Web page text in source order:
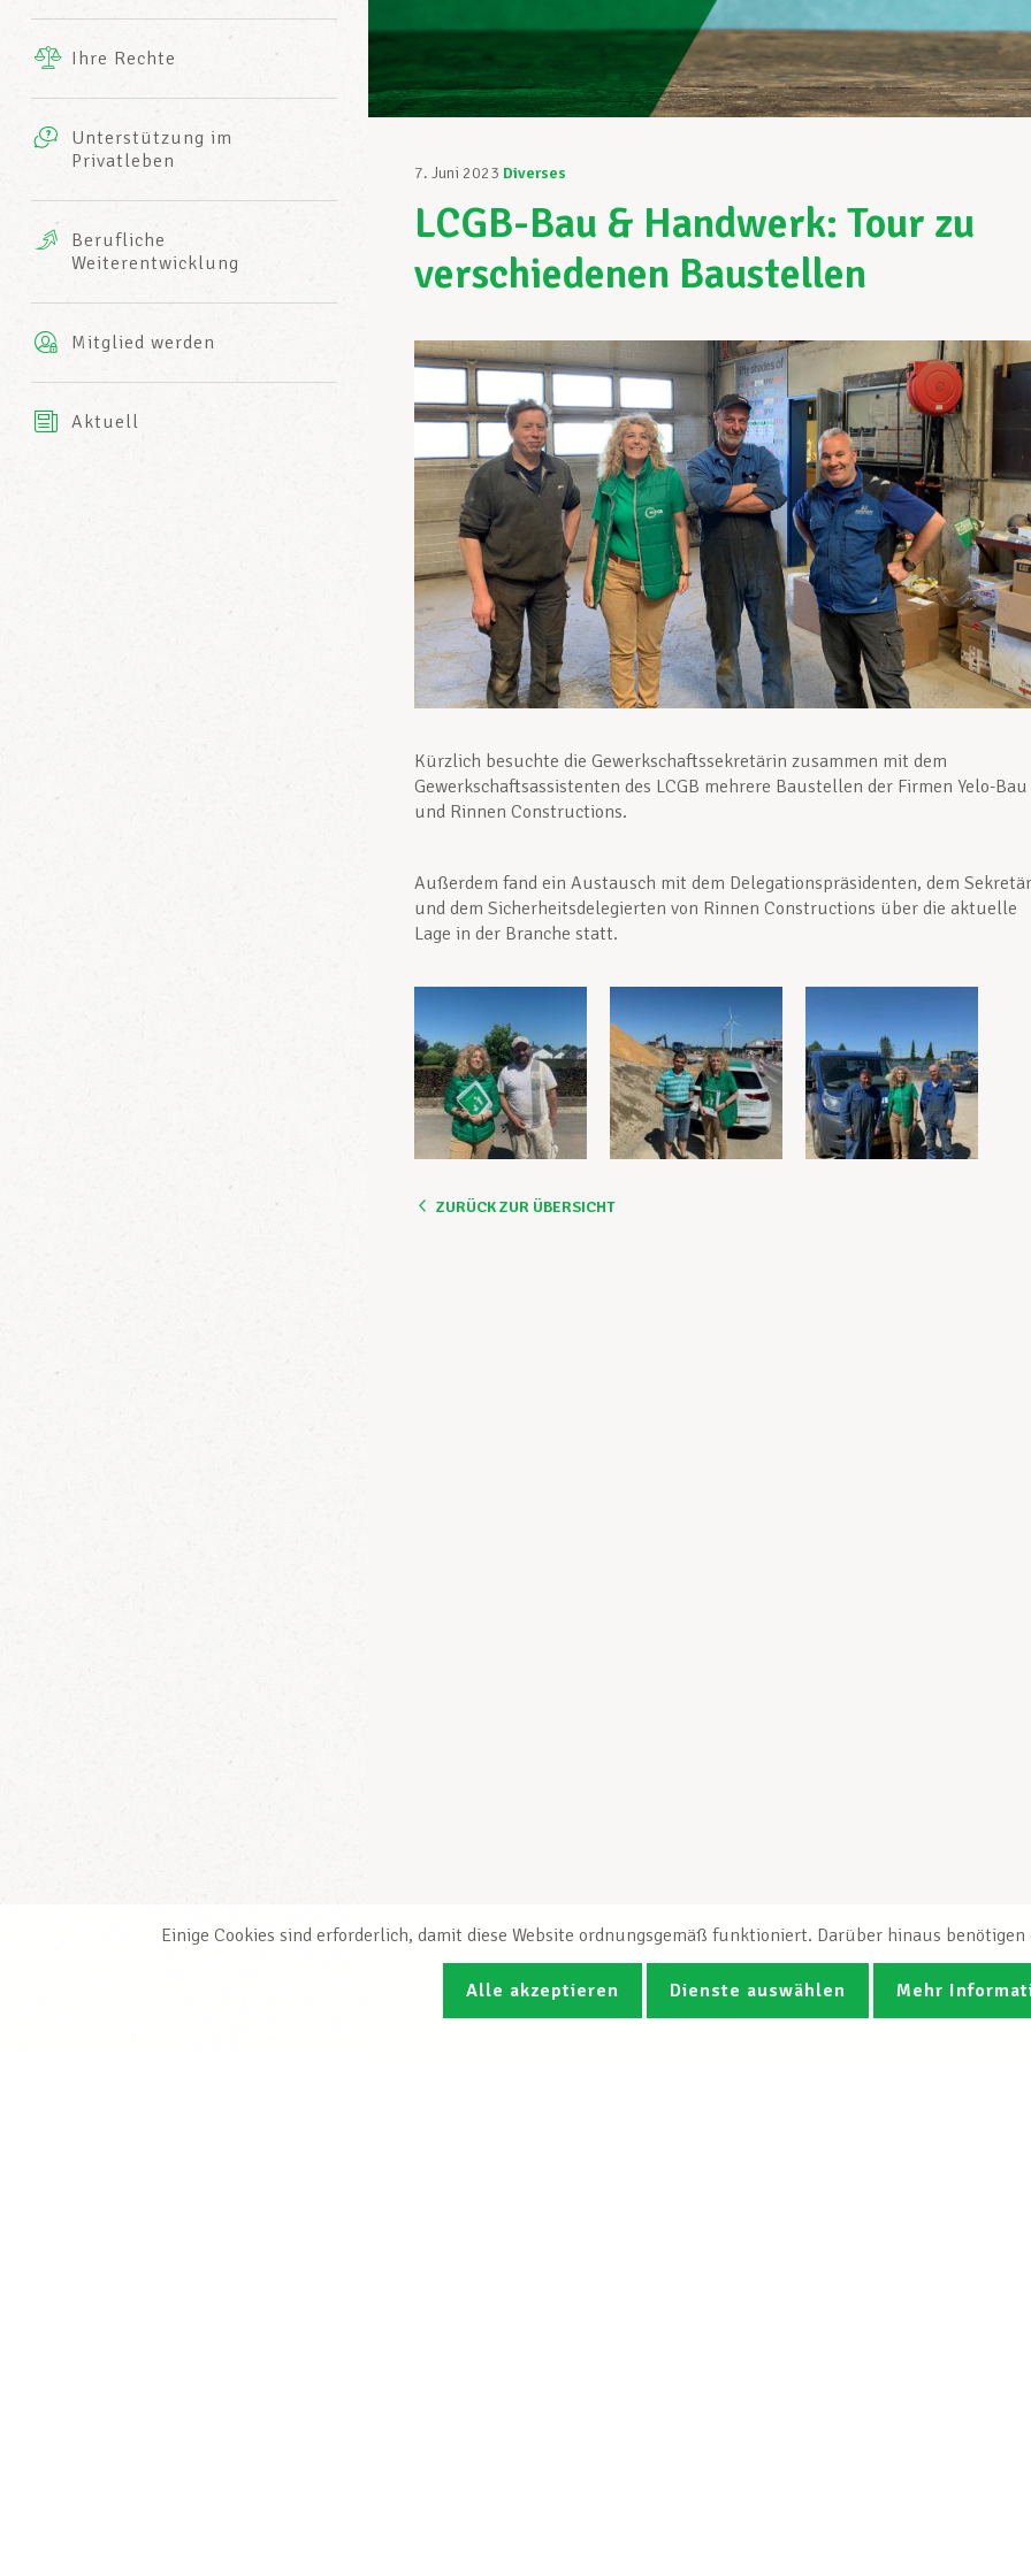
INFO-CENTER
des LCGBs
Ihre Rechte
Unterstützung im
Privatleben
Leistungen
Mutuelle
AXA
Berufliche
Weiterentwicklung
Mitglied werden
Aktuell
7. Juni 2023 Diverses
LCGB-Bau & Handwerk: Tour zu
verschiedenen Baustellen
Kürzlich besuchte die Gewerkschaftssekretärin zusammen mit dem
Gewerkschaftsassistenten des LCGB mehrere Baustellen der Firmen Yelo-Bau
und Rinnen Constructions.
Außerdem fand ein Austausch mit dem Delegationspräsidenten, dem Sekretär
und dem Sicherheitsdelegierten von Rinnen Constructions über die aktuelle
Lage in der Branche statt.
ZURÜCK ZUR ÜBERSICHT
Einige Cookies sind erforderlich, damit diese Website ordnungsgemäß funktioniert. Darüber hinaus
Alle akzeptieren Dienste auswählen Mehr